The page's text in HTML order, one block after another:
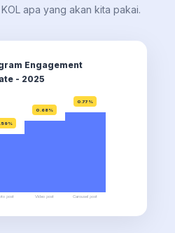
apa yang akan kita pakai.
Engagement
- 2025
post
0.68%
Video post
0.77%
Carousel post